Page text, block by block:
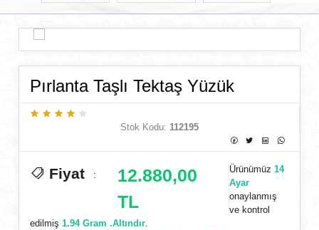
Pırlanta Taşlı Tektaş Yüzük
Stok Kodu: 112195
Fiyat :
12.880,00
TL
Ürünümüz14
Ayar
onaylanmış
ve kontrol
edilmiş1.94 Gram .Altındır.